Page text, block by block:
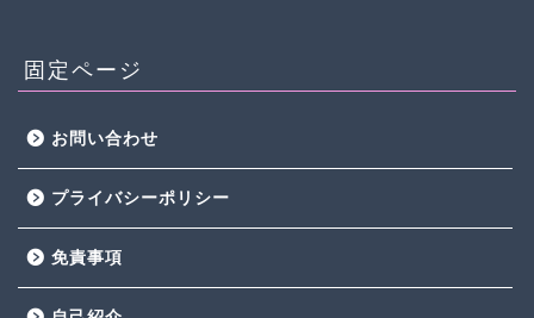
固定ページ
お問い合わせ
プライバシーポリシー
免責事項